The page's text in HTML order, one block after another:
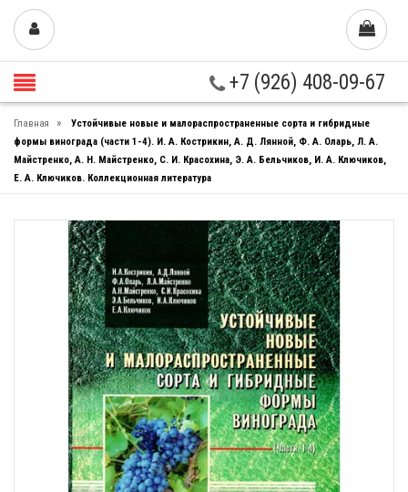
+7 (926) 408-09-67
Главная »
Устойчивые новые и малораспространенные сорта и гибридные
формы винограда (части 1-4). И. А. Кострикин, А. Д. Лянной, Ф. А. Оларь, Л. А.
Майстренко, А. Н. Майстренко, С. И. Красохина, Э. А. Бельчиков, И. А. Ключиков,
Е. А. Ключиков. Коллекционная литература